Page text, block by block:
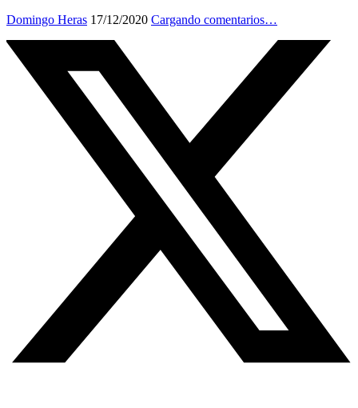
Domingo Heras 17/12/2020 Cargando comentarios…